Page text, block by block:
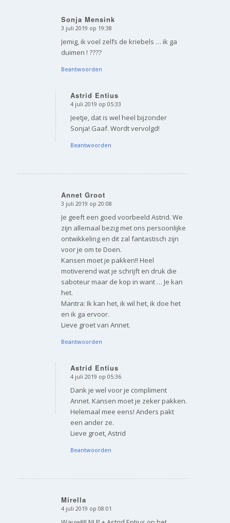
Sonja Mensink
zegt:
3 juli 2019 op 19:38
Jemig, ik voel zelfs de kriebels … ik ga
duimen ! ????
Beantwoorden
Astrid Entius
zegt:
4 juli 2019 op 05:33
Jeetje, dat is wel heel bijzonder
Sonja! Gaaf. Wordt vervolgd!
Beantwoorden
Annet Groot
zegt:
3 juli 2019 op 20:08
Je geeft een goed voorbeeld Astrid. We
zijn allemaal bezig met ons persoonlijke
ontwikkeling en dit zal fantastisch zijn
voor je om te Doen.
Kansen moet je pakken!! Heel
motiverend wat je schrijft en druk die
saboteur maar de kop in want … Je kan
het.
Mantra: Ik kan het, ik wil het, ik doe het
en ik ga ervoor.
Lieve groet van Annet.
Beantwoorden
Astrid Entius
zegt:
4 juli 2019 op 05:36
Dank je wel voor je compliment
Annet. Kansen moet je zeker pakken.
Helemaal mee eens! Anders pakt
een ander ze.
Lieve groet, Astrid
Beantwoorden
Mirella
zegt:
4 juli 2019 op 08:01